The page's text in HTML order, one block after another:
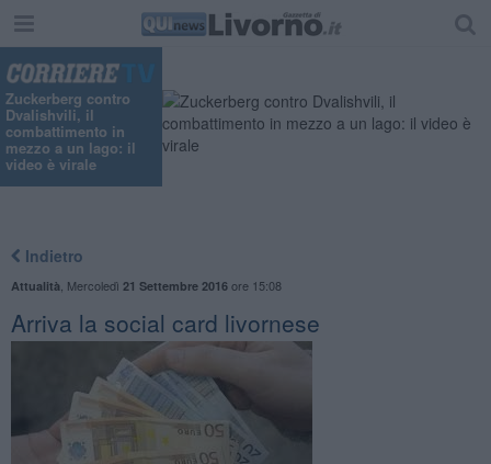
Zuckerberg contro
Dvalishvili, il
combattimento in
mezzo a un lago: il
video è virale
Indietro
Attualità Mercoledì 21 Settembre 2016ore 15:08
Arriva la social card livornese